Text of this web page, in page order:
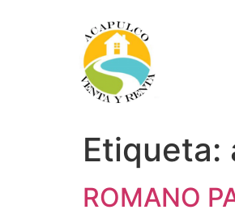
Etiqueta:
ROMANO